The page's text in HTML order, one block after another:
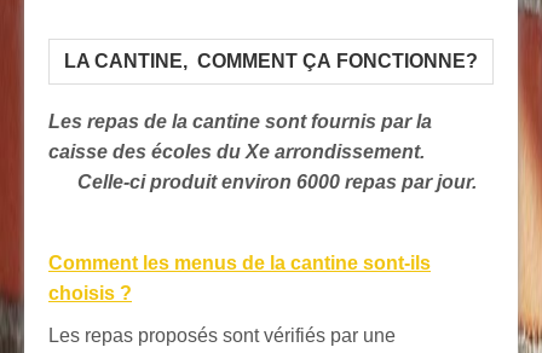
LA CANTINE, COMMENT ÇA FONCTIONNE?
Les repas de la cantine sont fournis par la
caisse des écoles du Xe arrondissement.
Celle-ci produit environ 6000 repas par jour.
Comment les menus de la cantine sont-ils
choisis ?
Les repas proposés sont vérifiés par une